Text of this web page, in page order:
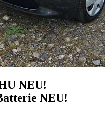
NEU!
NEU!